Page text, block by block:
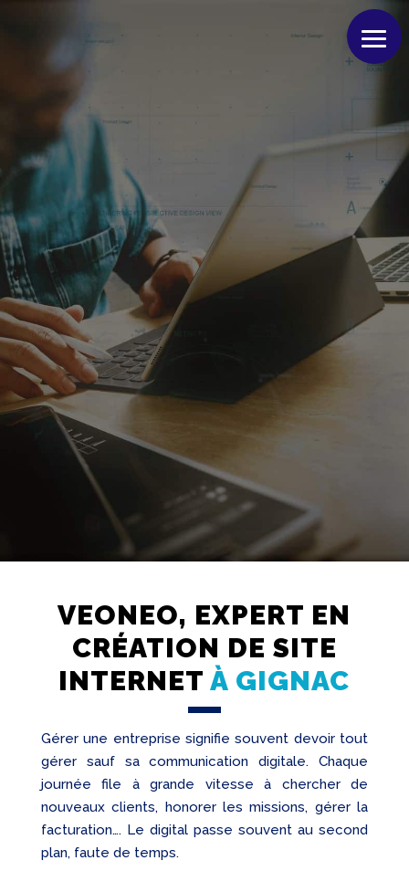
Création
Web
Referencement
Audit
VEONEO, EXPERT EN
CRÉATION DE SITE
INTERNETÀ GIGNAC
Gérer une entreprise signifie souvent devoir tout
gérer sauf sa communication digitale. Chaque
journée file à grande vitesse à chercher de
nouveaux clients, honorer les missions, gérer la
facturation…. Le digital passe souvent au second
plan, faute de temps.